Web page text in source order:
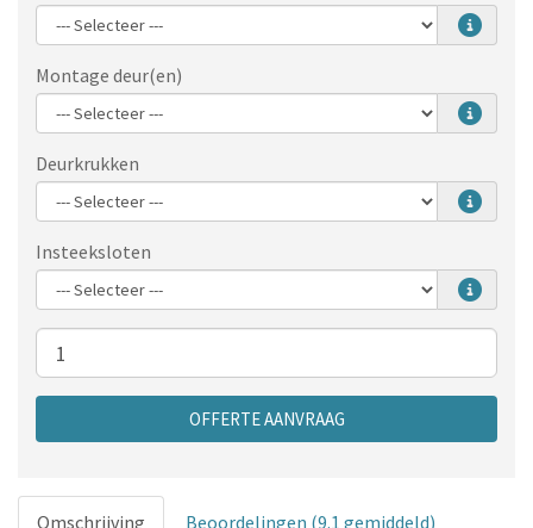
Montage deur(en)
Deurkrukken
Insteeksloten
Aantal
OFFERTE AANVRAAG
Omschrijving Beoordelingen (9.1 gemiddeld)